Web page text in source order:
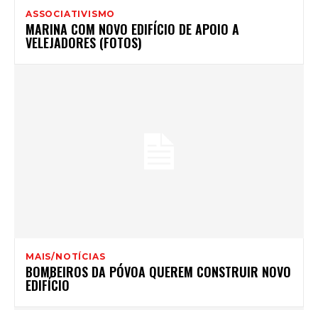
ASSOCIATIVISMO
MARINA COM NOVO EDIFÍCIO DE APOIO A
VELEJADORES (FOTOS)
MAIS/NOTÍCIAS
BOMBEIROS DA PÓVOA QUEREM CONSTRUIR NOVO
EDIFÍCIO